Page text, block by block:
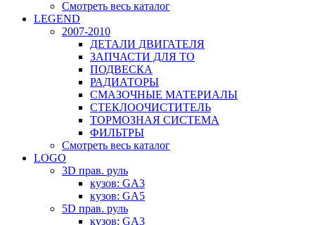
Смотреть весь каталог
LEGEND
2007-2010
ДЕТАЛИ ДВИГАТЕЛЯ
ЗАПЧАСТИ ДЛЯ ТО
ПОДВЕСКА
РАДИАТОРЫ
СМАЗОЧНЫЕ МАТЕРИАЛЫ
СТЕКЛООЧИСТИТЕЛЬ
ТОРМОЗНАЯ СИСТЕМА
ФИЛЬТРЫ
Смотреть весь каталог
LOGO
3D прав. руль
кузов: GA3
кузов: GA5
5D прав. руль
кузов: GA3